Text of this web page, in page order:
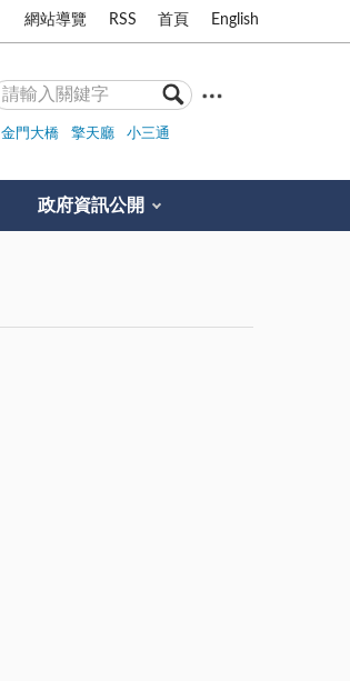
網站導覽 RSS 首頁 English
金門大橋 擎天廳 小三通
政府資訊公開